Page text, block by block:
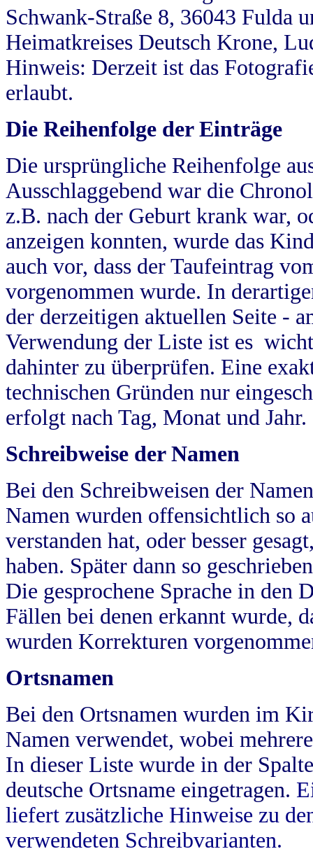
Schwank-Straße 8, 36043 Fulda
Heimatkreises Deutsch Krone,
Hinweis: Derzeit ist das
erlaubt.
Die Reihenfolge der Einträge
Die ursprüngliche Reihenfolge
Ausschlaggebend war die
z.B. nach der Geburt krank war,
anzeigen konnten, wurde das
auch vor, dass der Taufeintrag
vorgenommen wurde. In
der derzeitigen aktuellen Seite -
Verwendung der Liste ist es
dahinter zu überprüfen. Eine
technischen Gründen nur
erfolgt nach Tag, Monat und Jahr.
Schreibweise der Namen
Bei den Schreibweisen der
Namen wurden offensichtlich so
verstanden hat, oder besser
haben. Später dann so
Die gesprochene Sprache in
Fällen bei denen erkannt wurde,
wurden Korrekturen
Ortsnamen
Bei den Ortsnamen wurden im
Namen verwendet, wobei
In dieser Liste wurde in der
deutsche Ortsname eingetragen.
liefert zusätzliche Hinweise zu
verwendeten Schreibvarianten.